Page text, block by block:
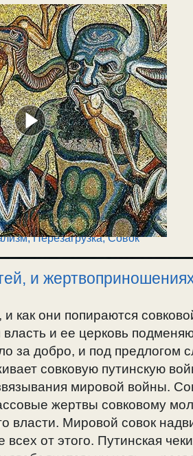
Перезагрузка,Совок
и
как они попираются
и ее церковь
за добро, и под предлогом
совковую путинскую
мировой войны.
жертвы совковому
власти. Мировой совок
от этого. Путинская